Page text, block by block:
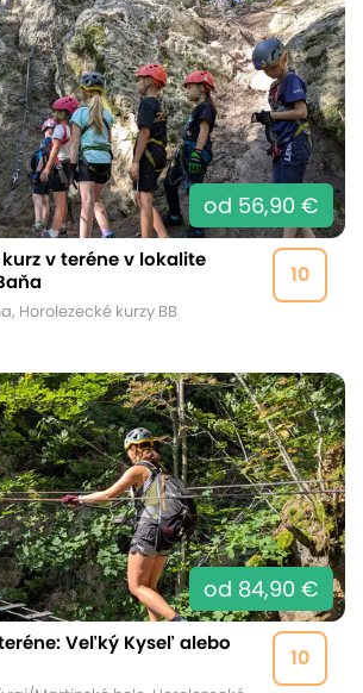
od 56,90 €
10
v teréne v lokalite
Horolezecké kurzy BB
od 84,90 €
10
Veľký Kyseľ alebo